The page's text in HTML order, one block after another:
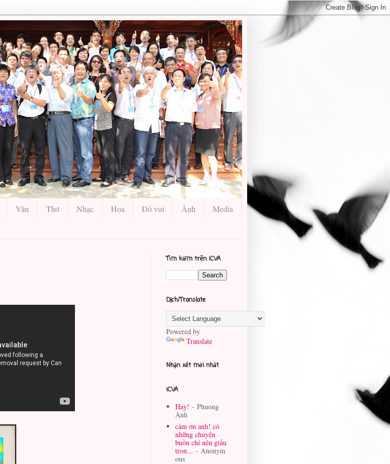
Văn Thơ Nhạc Họa Đố vui Ảnh
Media
Tìm kiếm trên iCVA
Dịch/Translate
Powered by
Translate
Nhận xét mới nhất
iCVA
Hay! - Phuong
Anh
cảm ơn anh! có
những chuyện
buồn chỉ nên giấu
tron... - Anonym
ous